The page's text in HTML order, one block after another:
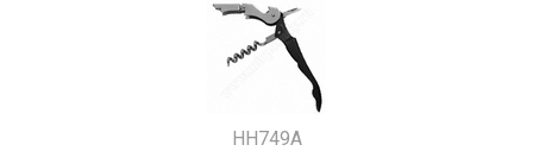
HH749A